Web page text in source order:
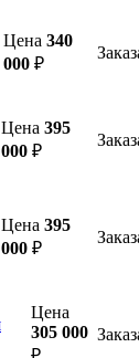
Цена 340
000 ₽
Цена 395
000 ₽
Цена 395
000 ₽
Цена
305 000